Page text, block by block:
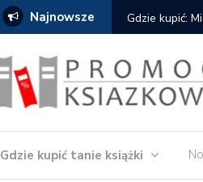
Najnowsze Gdzie kupić:
Gdzie kupić tanie książki